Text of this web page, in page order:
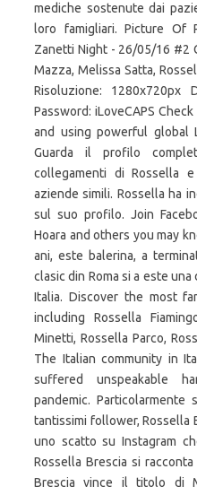
mediche sostenute dai
loro famigliari. Picture Of
Zanetti Night - 26/05/16 #2
Mazza, Melissa Satta,
Risoluzione: 1280x720px
Password: iLoveCAPS
and using powerful global
Guarda il profilo
collegamenti di Rossella
aziende simili. Rossella ha
sul suo profilo. Join
Hoara and others you may
ani, este balerina, a
clasic din Roma si a este
Italia. Discover the most
including Rossella
Minetti, Rossella Parco,
The Italian community in
suffered unspeakable
pandemic. Particolarmente
tantissimi follower, Rossella
uno scatto su Instagram
Rossella Brescia si
Brescia vince il titolo di